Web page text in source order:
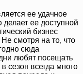
ее удачное
ее доступной
бизнес
Не смотря на то, что
сюда
любят посещать
сезон всегда много